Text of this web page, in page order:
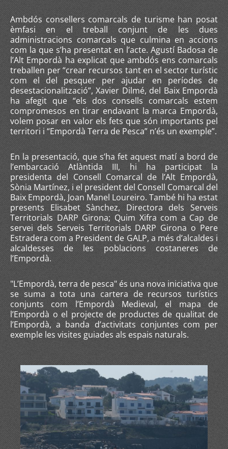
Ambdós consellers comarcals de turisme han posat
èmfasi en el treball conjunt de les dues
administracions comarcals que culmina en accions
com la que s’ha presentat en l’acte. Agustí Badosa de
l’Alt Empordà ha explicat que ambdós ens comarcals
treballen per “crear recursos tant en el sector turístic
com el del pesquer per ajudar en períodes de
desestacionalització”, Xavier Dilmé, del Baix Empordà
ha afegit que “els dos consells comarcals estem
compromesos en tirar endavant la marca Empordà,
volem posar en valor els fets que són importants pel
territori i “Empordà Terra de Pesca” n’és un exemple”.
En la presentació, que s’ha fet aquest matí a bord de
l’embarcació Atlàntida III, hi ha participat la
presidenta del Consell Comarcal de l’Alt Empordà,
Sònia Martínez, i el president del Consell Comarcal del
Baix Empordà, Joan Manel Loureiro. També hi ha estat
presents Elisabet Sànchez, Directora dels Serveis
Territorials DARP Girona; Quim Xifra com a Cap de
servei dels Serveis Territorials DARP Girona o Pere
Estradera com a President de GALP, a més d’alcaldes i
alcaldesses de les poblacions costaneres de
l’Empordà.
"L’Empordà, terra de pesca" és una nova iniciativa que
se suma a tota una cartera de recursos turístics
conjunts com l’Empordà Medieval, el mapa de
l’Empordà o el projecte de productes de qualitat de
l’Empordà, a banda d’activitats conjuntes com per
exemple les visites guiades als espais naturals.